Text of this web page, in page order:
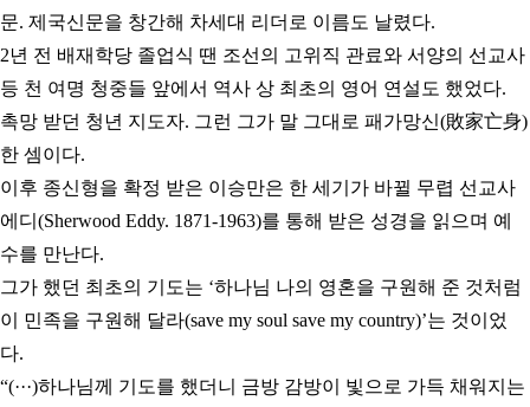
문. 제국신문을 창간해 차세대 리더로 이름도 날렸다.
2년 전 배재학당 졸업식 땐 조선의 고위직 관료와 서양의 선교사
등 천 여명 청중들 앞에서 역사 상 최초의 영어 연설도 했었다.
촉망 받던 청년 지도자. 그런 그가 말 그대로 패가망신(敗家亡身)
한 셈이다.
이후 종신형을 확정 받은 이승만은 한 세기가 바뀔 무렵 선교사
에디(Sherwood Eddy. 1871-1963)를 통해 받은 성경을 읽으며 예
수를 만난다.
그가 했던 최초의 기도는 ‘하나님 나의 영혼을 구원해 준 것처럼
이 민족을 구원해 달라(save my soul save my country)’는 것이었
다.
“(···)하나님께 기도를 했더니 금방 감방이 빛으로 가득 채워지는